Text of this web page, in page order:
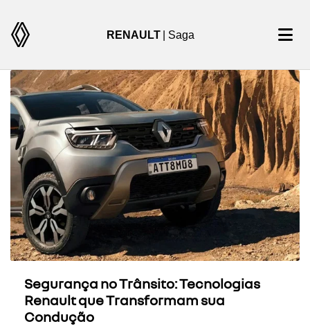
RENAULT | Saga
Segurança no Trânsito: Tecnologias
Renault que Transformam sua
Condução